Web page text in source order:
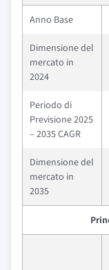
Anno Base
Dimensione del
mercato in
2024
Periodo di
Previsione 2025
– 2035 CAGR
Dimensione del
mercato in
2035